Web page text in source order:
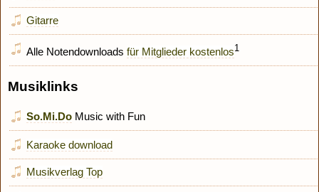
Gitarre
Alle Notendownloads für Mitglieder kostenlos1
Musiklinks
So.Mi.Do Music with Fun
Karaoke download
Musikverlag Top